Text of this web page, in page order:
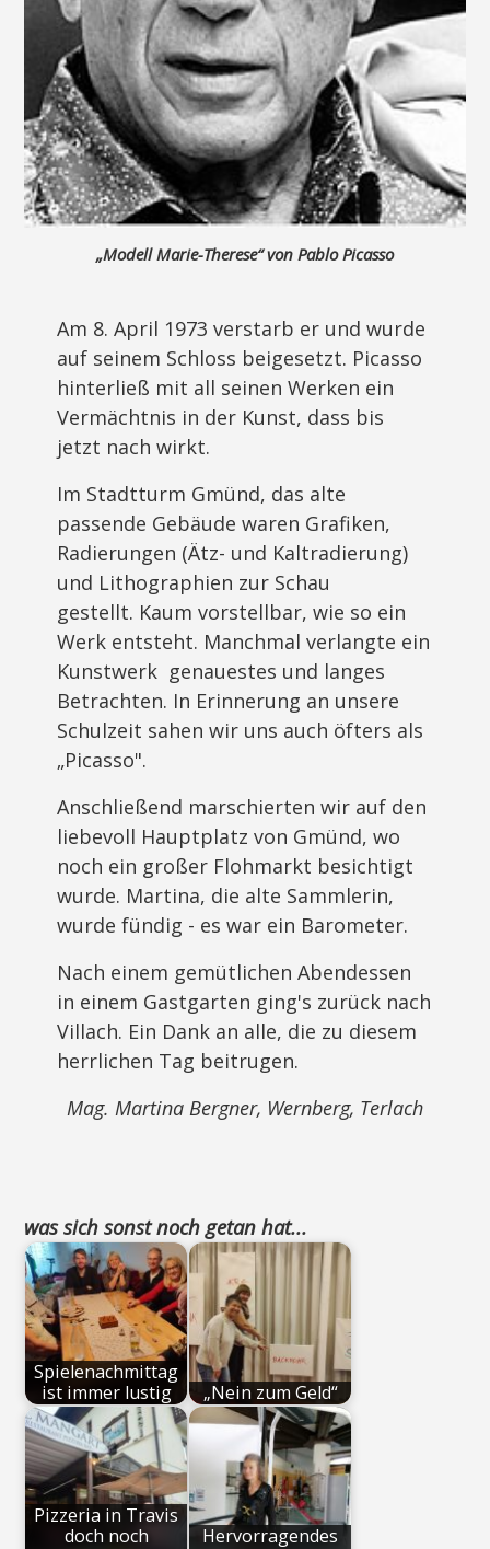
„Modell Marie-Therese“ von Pablo Picasso
Am 8. April 1973 verstarb er und wurde
auf seinem Schloss beigesetzt. Picasso
hinterließ mit all seinen Werken ein
Vermächtnis in der Kunst, dass bis
jetzt nach wirkt.
Im Stadtturm Gmünd, das alte
passende Gebäude waren Grafiken,
Radierungen (Ätz- und Kaltradierung)
und Lithographien zur Schau
gestellt. Kaum vorstellbar, wie so ein
Werk entsteht. Manchmal verlangte ein
Kunstwerk genauestes und langes
Betrachten. In Erinnerung an unsere
Schulzeit sahen wir uns auch öfters als
„Picasso".
Anschließend marschierten wir auf den
liebevoll Hauptplatz von Gmünd, wo
noch ein großer Flohmarkt besichtigt
wurde. Martina, die alte Sammlerin,
wurde fündig - es war ein Barometer.
Nach einem gemütlichen Abendessen
in einem Gastgarten ging's zurück nach
Villach. Ein Dank an alle, die zu diesem
herrlichen Tag beitrugen.
Mag. Martina Bergner, Wernberg, Terlach
was sich sonst noch getan hat...
Spielenachmittag
ist immer lustig
„Nein zum Geld“
Pizzeria in Travis
doch noch
Hervorragendes